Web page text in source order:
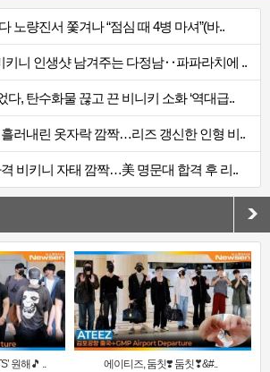
노량진서 쫓겨나 “점심 때 4병 마셔”(바..
키니 인생샷 남겨주는 다정남‥파파라치에 ..
다, 탄수화물 끊고 끈 비니키 소화 ‘역대급..
러내린 옷자락 깜짝…리즈 갱신한 인형 비..
비키니 자태 깜짝…美 명문대 합격 후 리..
원해🎵 .. 에이티즈, 둠칫❣️ 둠칫❣&#..